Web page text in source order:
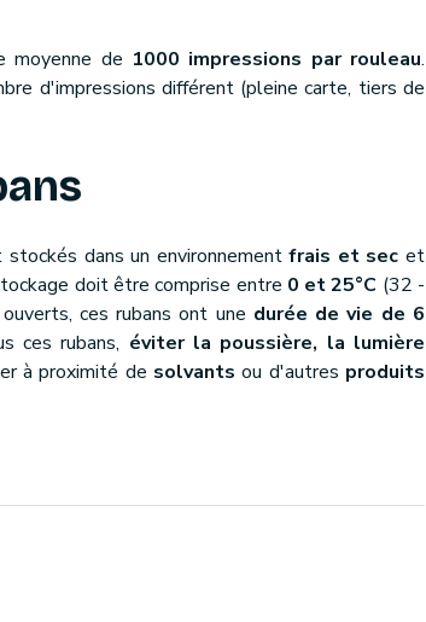
moyenne de 1000 impressions par rouleau.
d'impressions différent (pleine carte, tiers de
dans un environnementfrais et sec et
doit être comprise entre 0 et 25°C (32 -
ces rubans ont une durée de vie de 6
ces rubans, éviter la poussière, la lumière
à proximité de solvants ou d'autres produits